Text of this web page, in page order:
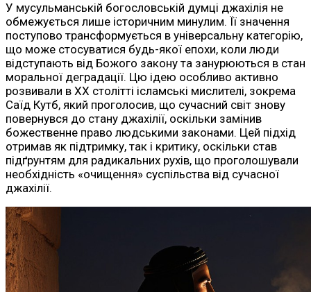
У мусульманській богословській думці джахілія не
обмежується лише історичним минулим. Її значення
поступово трансформується в універсальну категорію,
що може стосуватися будь-якої епохи, коли люди
відступають від Божого закону та занурюються в стан
моральної деградації. Цю ідею особливо активно
розвивали в ХХ столітті ісламські мислителі, зокрема
Саїд Кутб, який проголосив, що сучасний світ знову
повернувся до стану джахілії, оскільки замінив
божественне право людськими законами. Цей підхід
отримав як підтримку, так і критику, оскільки став
підґрунтям для радикальних рухів, що проголошували
необхідність «очищення» суспільства від сучасної
джахілії.